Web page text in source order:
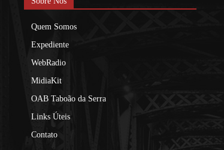
Quem Somos
Expediente
WebRadio
MidiaKit
OAB Taboão da Serra
Links Úteis
Contato